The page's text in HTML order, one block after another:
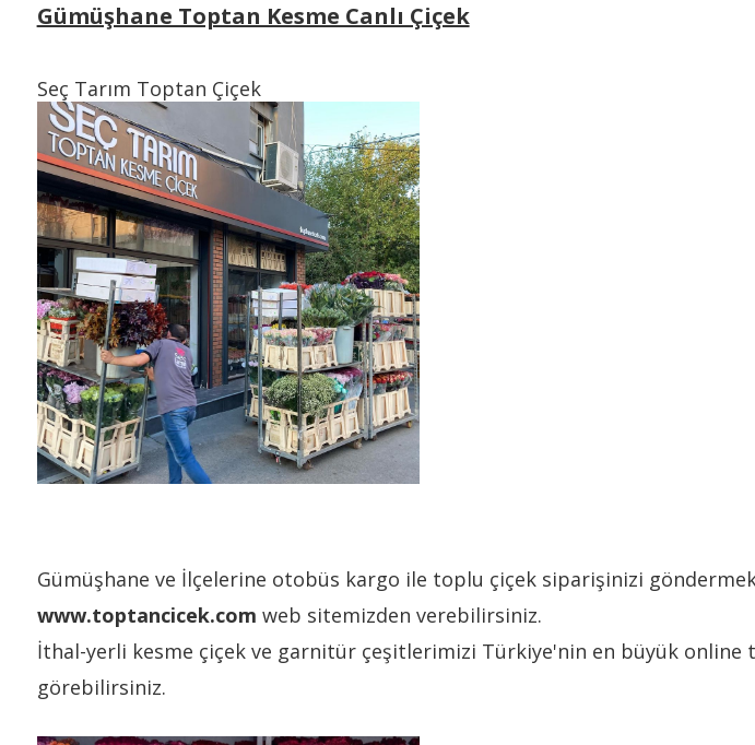
Gümüşhane Toptan Kesme Canlı Çiçek
Seç Tarım Toptan Çiçek
Gümüşhane ve İlçelerine otobüs kargo ile toplu çiçek siparişinizi
www.toptancicek.com web sitemizden verebilirsiniz.
İthal-yerli kesme çiçek ve garnitür çeşitlerimizi Türkiye'nin en büyük online
görebilirsiniz.